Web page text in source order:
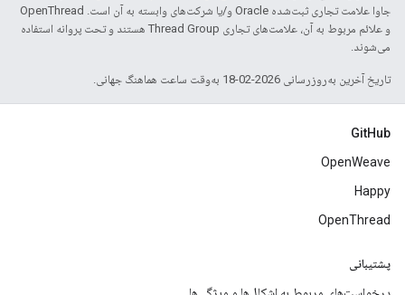
جاوا علامت تجاری ثبت‌شده Oracle و/یا شرکت‌های وابسته به آن است. ‫OpenThread
و علائم مربوط به آن، علامت‌های تجاری Thread Group هستند و تحت پروانه استفاده
می‌شوند.
تاریخ آخرین به‌روزرسانی 2026-02-18 به‌وقت ساعت هماهنگ جهانی.
GitHub
OpenWeave
Happy
OpenThread
پشتیبانی